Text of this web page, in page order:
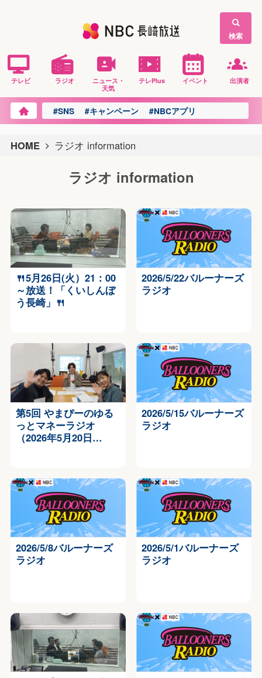
検索
テレビ ラジオ
ニュース・
天気
テレPlus イベント 出演者
#SNS #キャンペーン #NBCアプリ
HOME ラジオ information
ラジオ information
🍴5月26日(火）21：00
～放送！「くいしんぼ
う長崎」🍴
2026/5/22バルーナーズ
ラジオ
第5回 やまぴーのゆる
っとマネーラジオ
（2026年5月20日…
2026/5/15バルーナーズ
ラジオ
2026/5/8バルーナーズ
ラジオ
2026/5/1バルーナーズ
ラジオ